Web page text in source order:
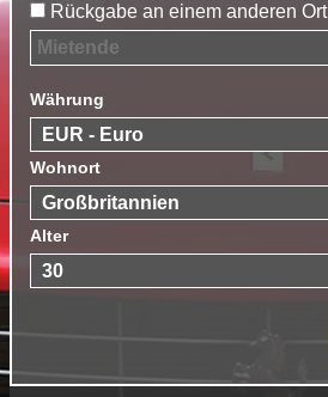
Rückgabe an einem anderen Ort
Währung
Wohnort
Alter